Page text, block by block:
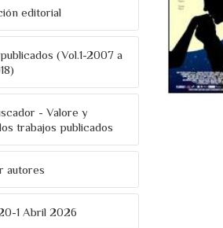
editorial
(Vol.1-2007 a
- Valore y
trabajos publicados
autores
1 Abril 2026